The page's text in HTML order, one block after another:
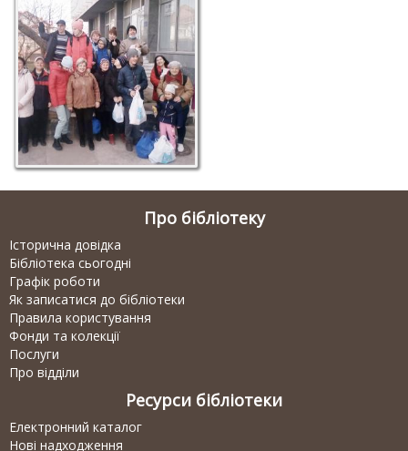
Про бібліотеку
Історична довідка
Бібліотека сьогодні
Графік роботи
Як записатися до бібліотеки
Правила користування
Фонди та колекції
Послуги
Про відділи
Ресурси бібліотеки
Електронний каталог
Нові надходження